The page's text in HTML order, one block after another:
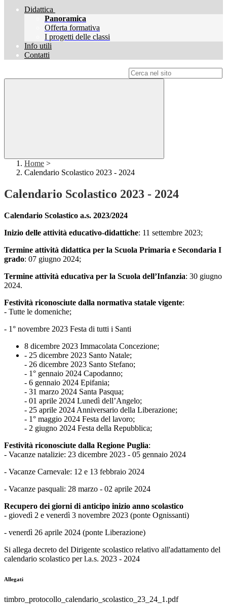
Didattica
Panoramica
Offerta formativa
I progetti delle classi
Info utili
Contatti
Home >
Calendario Scolastico 2023 - 2024
Calendario Scolastico 2023 - 2024
Calendario Scolastico a.s. 2023/2024
Inizio delle attività educativo-didattiche: 11 settembre 2023;
Termine attività didattica per la Scuola Primaria e Secondaria I
grado: 07 giugno 2024;
Termine attività educativa per la Scuola dell’Infanzia: 30 giugno
2024.
Festività riconosciute dalla normativa statale vigente:
- Tutte le domeniche;
- 1° novembre 2023 Festa di tutti i Santi
8 dicembre 2023 Immacolata Concezione;
- 25 dicembre 2023 Santo Natale;
- 26 dicembre 2023 Santo Stefano;
- 1° gennaio 2024 Capodanno;
- 6 gennaio 2024 Epifania;
- 31 marzo 2024 Santa Pasqua;
- 01 aprile 2024 Lunedì dell’Angelo;
- 25 aprile 2024 Anniversario della Liberazione;
- 1° maggio 2024 Festa del lavoro;
- 2 giugno 2024 Festa della Repubblica;
Festività riconosciute dalla Regione Puglia:
- Vacanze natalizie: 23 dicembre 2023 - 05 gennaio 2024
- Vacanze Carnevale: 12 e 13 febbraio 2024
- Vacanze pasquali: 28 marzo - 02 aprile 2024
Recupero dei giorni di anticipo inizio anno scolastico
- giovedì 2 e venerdì 3 novembre 2023 (ponte Ognissanti)
- venerdì 26 aprile 2024 (ponte Liberazione)
Si allega decreto del Dirigente scolastico relativo all'adattamento del
calendario scolastico per l.a.s. 2023 - 2024
Allegati
timbro_protocollo_calendario_scolastico_23_24_1.pdf